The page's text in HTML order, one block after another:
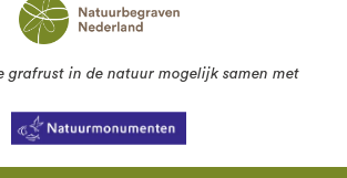
grafrust in de natuur mogelijk samen met